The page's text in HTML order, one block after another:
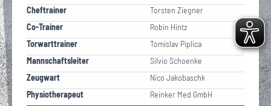
Cheftrainer
Torsten Ziegner
Co-Trainer
Robin Hintz
Torwarttrainer
Tomislav Piplica
Mannschaftsleiter
Silvio Schoenke
Zeugwart
Nico Jakobaschk
Physiotherapeut
Reinker Med GmbH